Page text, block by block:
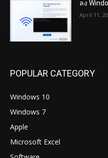
ลง
April 11,
POPULAR CATEGORY
Windows 10
Windows 7
Apple
Microsoft Excel